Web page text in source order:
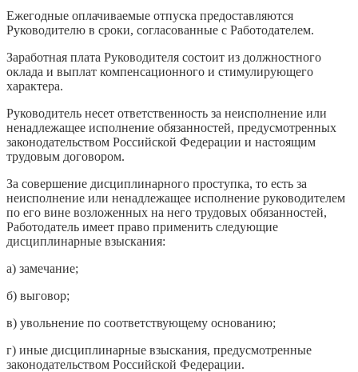
Ежегодные оплачиваемые отпуска предоставляются
Руководителю в сроки, согласованные с Работодателем.
Заработная плата Руководителя состоит из должностного
оклада и выплат компенсационного и стимулирующего
характера.
Руководитель несет ответственность за неисполнение или
ненадлежащее исполнение обязанностей, предусмотренных
законодательством Российской Федерации и настоящим
трудовым договором.
За совершение дисциплинарного проступка, то есть за
неисполнение или ненадлежащее исполнение руководителем
по его вине возложенных на него трудовых обязанностей,
Работодатель имеет право применить следующие
дисциплинарные взыскания:
а) замечание;
б) выговор;
в) увольнение по соответствующему основанию;
г) иные дисциплинарные взыскания, предусмотренные
законодательством Российской Федерации.